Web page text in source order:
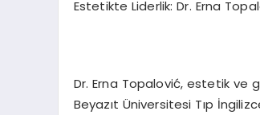
Estetikte Liderlik: Dr. Erna
Dr. Erna Topalović, estetik ve
Beyazıt Üniversitesi Tıp